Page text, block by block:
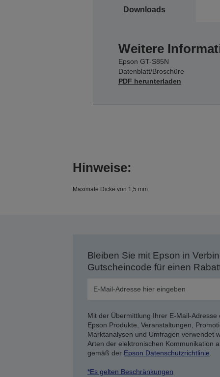
Downloads
Weitere
Epson GT-S85N
Datenblatt/Broschüre
PDF herunterladen
Hinweise:
Maximale Dicke von 1,5 mm
Bleiben Sie mit Epson in
Gutscheincode für einen
Mit der Übermittlung Ihrer E-Mail-
Epson Produkte, Veranstaltungen,
Marktanalysen und Umfragen verwendet
Arten der elektronischen Kommunikation
gemäß der Epson Datenschutzrichtlinie
*Es gelten Beschränkungen